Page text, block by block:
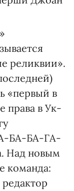
реликвии».
«первый в
права в Ук­
БА-БА-ГА-
Над новым
команда: